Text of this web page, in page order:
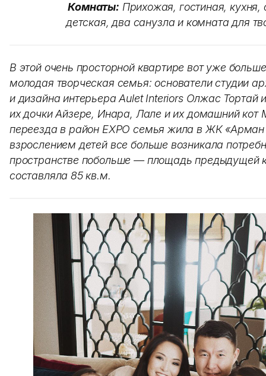
Комнаты: Прихожая, гостиная, кухня,
детская, два санузла и комната для
В этой очень просторной квартире вот уже
молодая творческая семья: основатели студии
и дизайна интерьера Aulet Interiors Олжас Тортай
их дочки Айзере, Инара, Лале и их домашний
переезда в район EXPO семья жила в ЖК «Арман
взрослением детей все больше возникала
пространстве побольше — площадь предыдущей
составляла 85 кв.м.